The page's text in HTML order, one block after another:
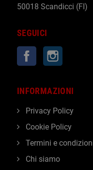
50018 Scandicci (FI)
SEGUICI
Facebook
INFORMAZIONI
Privacy Policy
Cookie Policy
Termini e
Chi siamo